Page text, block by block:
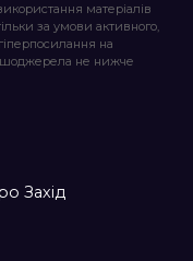
матеріалів
за умови активного,
на
не нижче
Захід